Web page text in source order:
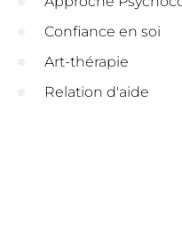
Confiance en soi
Art-thérapie
Relation d'aide